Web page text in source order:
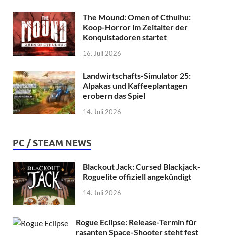
The Mound: Omen of Cthulhu:
Koop-Horror im Zeitalter der
Konquistadoren startet
16. Juli 2026
Landwirtschafts-Simulator 25:
Alpakas und Kaffeeplantagen
erobern das Spiel
14. Juli 2026
PC / STEAM NEWS
Blackout Jack: Cursed Blackjack-
Roguelite offiziell angekündigt
14. Juli 2026
Rogue Eclipse: Release-Termin für
rasanten Space-Shooter steht fest